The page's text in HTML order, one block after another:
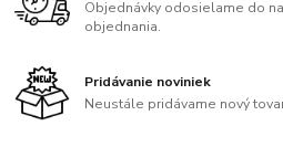
Objednávky odosielame do
objednania.
Pridávanie noviniek
Neustále pridávame nový